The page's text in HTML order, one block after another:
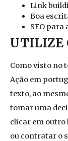
Link
Boa
SEO
UTILIZE
Como visto no
Ação em
texto, ao
tomar uma
clicar em outro
ou contratar o